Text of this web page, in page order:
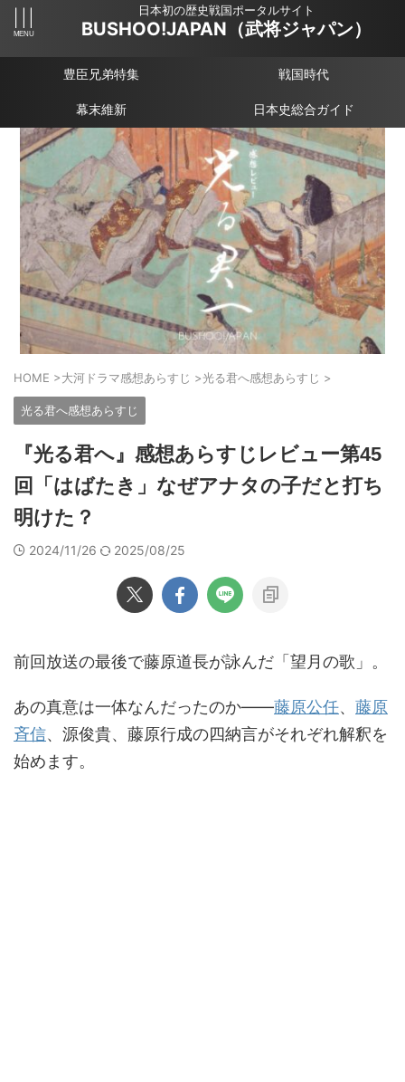
日本初の歴史戦国ポータルサイト
BUSHOO!JAPAN（武将ジャパン）
豊臣兄弟特集 戦国時代
幕末維新 日本史総合ガイド
HOME >大河ドラマ感想あらすじ >光る君へ感想あらすじ >
光る君へ感想あらすじ
『光る君へ』感想あらすじレビュー第45
回「はばたき」なぜアナタの子だと打ち
明けた？
2024/11/26 2025/08/25
前回放送の最後で藤原道長が詠んだ「望月の歌」。
あの真意は一体なんだったのか――藤原公任、 藤原
斉信、源俊貴、藤原行成の四納言がそれぞれ解釈を
始めます。